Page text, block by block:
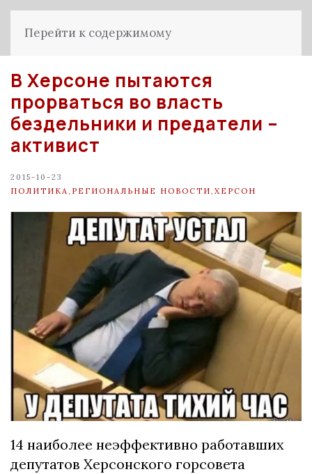
Перейти к содержимому
В Херсоне пытаются
прорваться во власть
бездельники и предатели –
активист
2015-10-23
ПОЛИТИКА
РЕГИОНАЛЬНЫЕ НОВОСТИ ХЕРСОН
14 наиболее неэффективно работавших
депутатов Херсонского горсовета